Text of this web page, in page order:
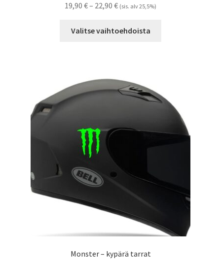
19,90 €– 22,90 €Hintaluokka:
-
(sis. alv 25,5%)
Valitse vaihtoehdoista
tehdä
valinnat
tuotteen
sivulla.
Monster – kypärä tarrat